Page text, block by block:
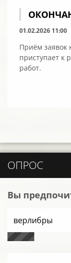
01.02.2026 11:00
Приём заявок
приступает к
работ.
ОПРОС
Вы
верлибры